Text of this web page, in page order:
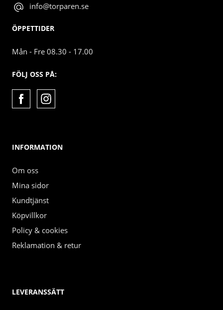
info@torparen.se
ÖPPETTIDER
Mån - Fre 08.30 - 17.00
FÖLJ OSS PÅ:
INFORMATION
Om oss
Mina sidor
Kundtjänst
Köpvillkor
Policy & cookies
Reklamation & retur
LEVERANSSÄTT